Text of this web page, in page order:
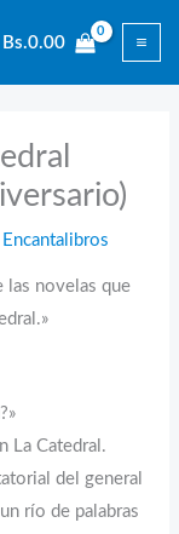
Bs.0.00
Encantalibros
las novelas que
La Catedral.
del general
río de palabras